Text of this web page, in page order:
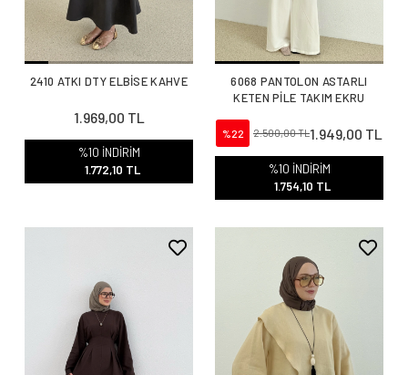
2410 ATKI DTY ELBİSE KAHVE
1.969,00 TL
%10 İNDİRİM
1.772,10 TL
6068 PANTOLON ASTARLI
KETEN PİLE TAKIM EKRU
%22 2.500,00 TL1.949,00 TL
%10 İNDİRİM
1.754,10 TL